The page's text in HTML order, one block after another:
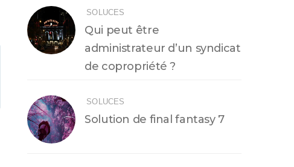
SOLUCES
Qui peut être
administrateur d’un syndicat
de copropriété ?
SOLUCES
Solution de final fantasy 7